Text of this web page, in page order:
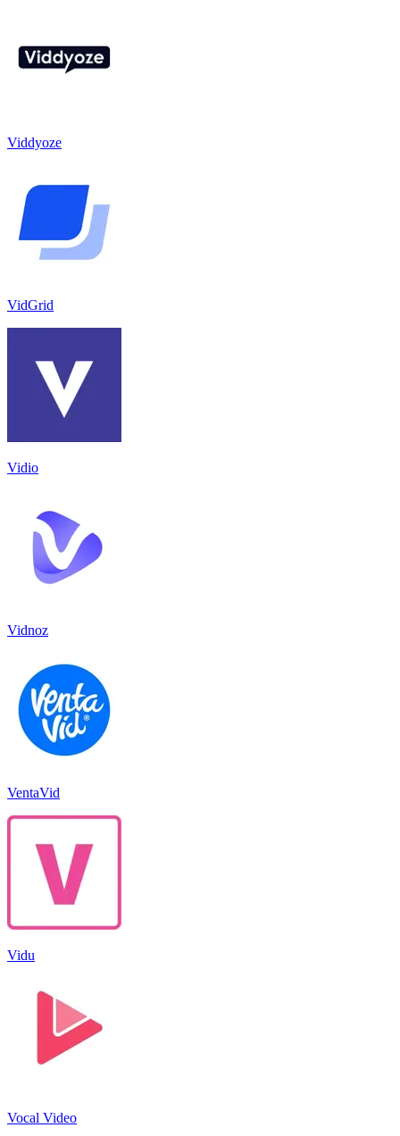
Viddyoze
VidGrid
Vidio
Vidnoz
VentaVid
Vidu
Vocal Video